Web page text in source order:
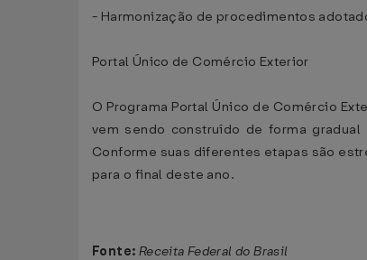
- Harmonização de procedimentos
Portal Único de Comércio Exterior
O Programa Portal Único de Comércio
vem sendo construído de forma
Conforme suas diferentes etapas são
para o final deste ano.
Fonte: Receita Federal do Brasil